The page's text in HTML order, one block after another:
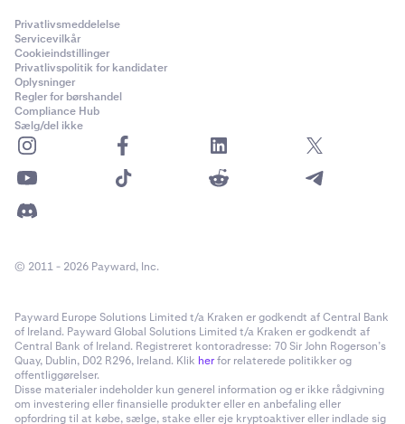
Privatlivsmeddelelse
Servicevilkår
Cookieindstillinger
Privatlivspolitik for kandidater
Oplysninger
Regler for børshandel
Compliance Hub
Sælg/del ikke
© 2011 - 2026 Payward, Inc.
Payward Europe Solutions Limited t/a Kraken er godkendt af Central Bank
of Ireland. Payward Global Solutions Limited t/a Kraken er godkendt af
Central Bank of Ireland. Registreret kontoradresse: 70 Sir John Rogerson’s
Quay, Dublin, D02 R296, Ireland. Klik herfor relaterede politikker og
offentliggørelser.
Disse materialer indeholder kun generel information og er ikke rådgivning
om investering eller finansielle produkter eller en anbefaling eller
opfordring til at købe, sælge, stake eller eje kryptoaktiver eller indlade sig